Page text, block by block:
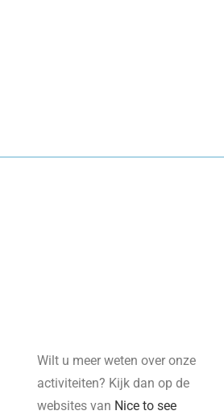
Wilt u meer weten over onze
activiteiten? Kijk dan op de
websites van Nice to see